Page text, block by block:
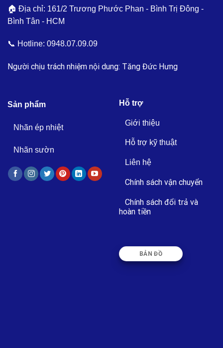
🏠 Địa chỉ: 161/2 Trương Phước Phan - Bình Trị Đông -
Bình Tân - HCM
📞 Hotline: 0948.07.09.09
Người chịu trách nhiệm nội dung: Tăng Đức Hưng
Sản phẩm
Nhãn ép nhiệt
Nhãn sườn
Hỗ trợ
Giới thiệu
Hỗ trợ kỹ thuật
Liên hệ
Chính sách vận chuyển
Chính sách đổi trả và
hoàn tiền
BẢN ĐỒ